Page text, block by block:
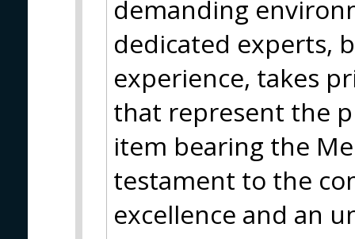
demanding
dedicated experts,
experience, takes
that represent the
item bearing the
testament to the
excellence and an